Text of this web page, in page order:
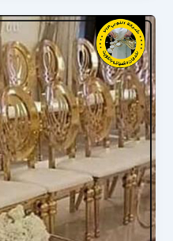
c
e
b
o
o
k
s
t
o
d
o
n
a
i
l
a
r
e